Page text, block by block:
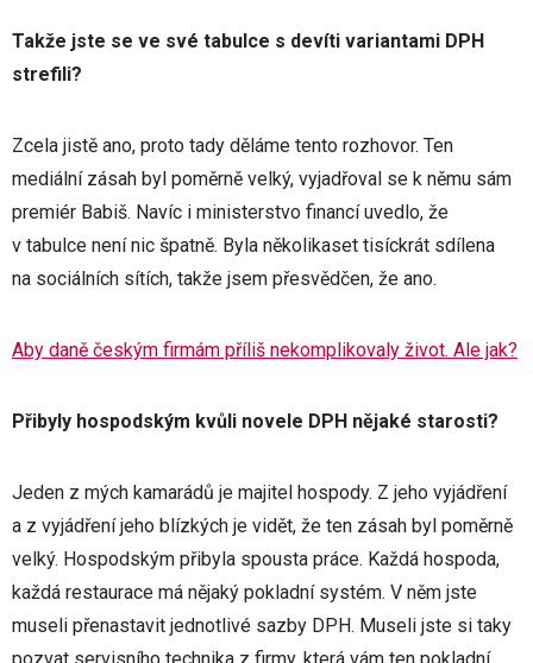
Takže jste se ve své tabulce s devíti variantami DPH
strefili?
Zcela jistě ano, proto tady děláme tento rozhovor. Ten
mediální zásah byl poměrně velký, vyjadřoval se k němu sám
premiér Babiš. Navíc i ministerstvo financí uvedlo, že
v tabulce není nic špatně. Byla několikaset tisíckrát sdílena
na sociálních sítích, takže jsem přesvědčen, že ano.
Aby daně českým firmám příliš nekomplikovaly život. Ale jak?
Přibyly hospodským kvůli novele DPH nějaké starosti?
Jeden z mých kamarádů je majitel hospody. Z jeho vyjádření
a z vyjádření jeho blízkých je vidět, že ten zásah byl poměrně
velký. Hospodským přibyla spousta práce. Každá hospoda,
každá restaurace má nějaký pokladní systém. V něm jste
museli přenastavit jednotlivé sazby DPH. Museli jste si taky
pozvat servisního technika z firmy, která vám ten pokladní